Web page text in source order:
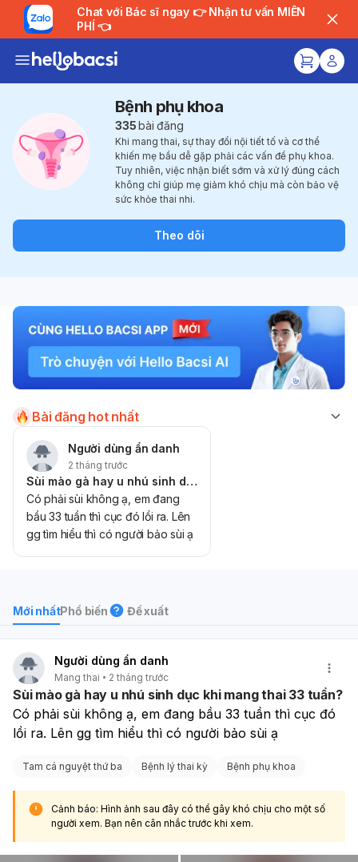
Chat với Bác sĩ ngay 👉 Nhận tư vấn MIỄN
PHÍ 👈
Bệnh phụ khoa
335bài đăng
Khi mang thai, sự thay đổi nội tiết tố và cơ thể
khiến mẹ bầu dễ gặp phải các vấn đề phụ khoa.
Tuy nhiên, việc nhận biết sớm và xử lý đúng cách
không chỉ giúp mẹ giảm khó chịu mà còn bảo vệ
sức khỏe thai nhi.
Theo dõi
Bài đăng hot nhất
Người dùng ẩn danh
2 tháng trước
Sùi mào gà hay u nhú sinh dục khi mang thai 33 tuần?
Có phải sùi không ạ, em đang
bầu 33 tuần thì cục đó lồi ra. Lên
gg tìm hiểu thì có người bảo sùi ạ
Mới nhấtPhổ biến Đề xuất
Người dùng ẩn danh
Mang thai 2 tháng trước
Sùi mào gà hay u nhú sinh dục khi mang thai 33 tuần?
Có phải sùi không ạ, em đang bầu 33 tuần thì cục đó
lồi ra. Lên gg tìm hiểu thì có người bảo sùi ạ
Tam cá nguyệt thứ ba Bệnh lý thai kỳ Bệnh phụ khoa
Cảnh báo: Hình ảnh sau đây có thể gây khó chịu cho một số
người xem. Bạn nên cân nhắc trước khi xem.